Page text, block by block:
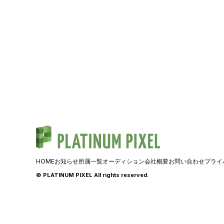
COMPANY
HOMEお知らせ所属一覧オーディション会社概要お問い合わせプラ
© PLATINUM PIXEL All rights reserved.